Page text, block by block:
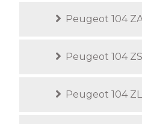
Peugeot 104
Peugeot 104
Peugeot 104 ZL